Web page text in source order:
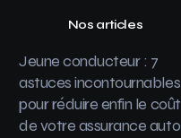
Nos articles
Jeune conducteur : 7
astuces incontournables
pour réduire enfin le coût
de votre assurance auto